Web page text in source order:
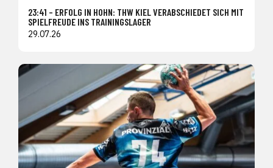
23:41 – ERFOLG IN HOHN: THW KIEL VERABSCHIEDET SICH MIT
SPIELFREUDE INS TRAININGSLAGER
29.07.26